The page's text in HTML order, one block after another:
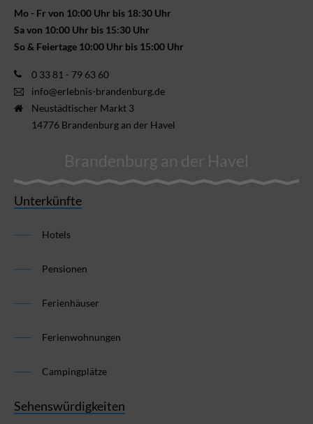
Mo - Fr von 10:00 Uhr bis 18:30 Uhr
Sa von 10:00 Uhr bis 15:30 Uhr
So & Feiertage 10:00 Uhr bis 15:00 Uhr
0 33 81 - 79 63 60
info@erlebnis-brandenburg.de
Neustädtischer Markt 3
14776 Brandenburg an der Havel
Brandenburg an der Havel
Unterkünfte
Hotels
Pensionen
Ferienhäuser
Ferienwohnungen
Campingplätze
Sehenswürdigkeiten